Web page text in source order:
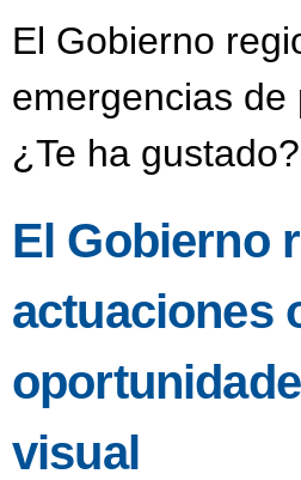
El Gobierno
emergencias
¿Te ha
El Gobierno
actuaciones
visual